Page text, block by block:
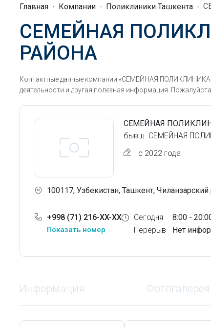
Главная Компании Поликлиники Ташкента
СЕМЕЙНАЯ
РАЙОНА
Контактные данные компании «СЕМЕЙНАЯ
деятельности и другая полезная информация.
СЕМЕЙНАЯ
бывш. СЕМЕЙНАЯ
с 2022 года
100117, Узбекистан, Ташкент,
+998 (71) 216-XX-XX
Показать номер
Сегодня
Перерыв
8:00 -
Нет
Информация Фотогалерея